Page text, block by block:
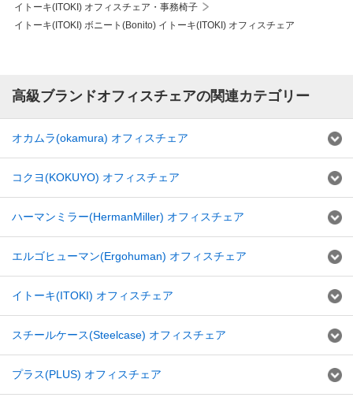
イトーキ(ITOKI) オフィスチェア・事務椅子
イトーキ(ITOKI) ボニート(Bonito) イトーキ(ITOKI) オフィスチェア
高級ブランドオフィスチェアの関連カテゴリー
オカムラ(okamura) オフィスチェア
コクヨ(KOKUYO) オフィスチェア
ハーマンミラー(HermanMiller) オフィスチェア
エルゴヒューマン(Ergohuman) オフィスチェア
イトーキ(ITOKI) オフィスチェア
スチールケース(Steelcase) オフィスチェア
プラス(PLUS) オフィスチェア